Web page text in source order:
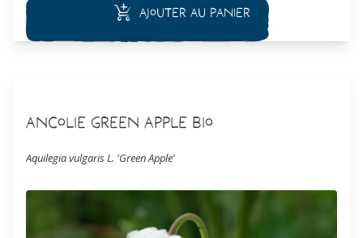
valeur ornementale, cette plante est cultivé en Asie pour un
usage alimentaire et médicinale.
Ajouter au panier
Ancolie Green Apple Bio
Aquilegia vulgaris L. 'Green Apple'